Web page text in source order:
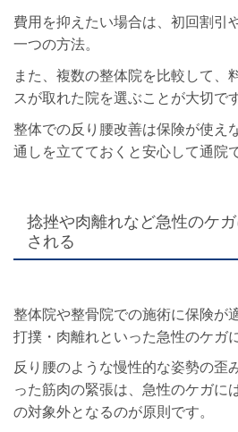
費用を抑えたい場合は、初回割引
一つの方法。
また、複数の整体院を比較して、
スが取れた院を選ぶことが大切です
整体での反り腰改善は保険が使え
通しを立てておくと安心して通院
捻挫や肉離れなど急性のケ
される
整体院や整骨院での施術に保険が
打撲・肉離れといった急性のケガ
反り腰のような慢性的な姿勢の歪
った筋肉の緊張は、急性のケガに
の対象外となるのが原則です。